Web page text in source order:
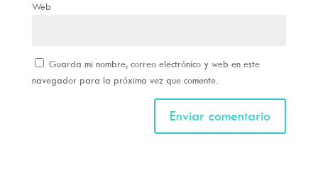
Web
Guarda mi nombre, correo electrónico y web en este
navegador para la próxima vez que comente.